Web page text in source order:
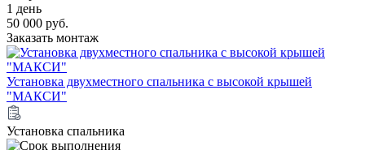
1 день
50 000 руб.
Заказать монтаж
Установка двухместного спальника с высокой крышей
"МАКСИ"
Установка спальника